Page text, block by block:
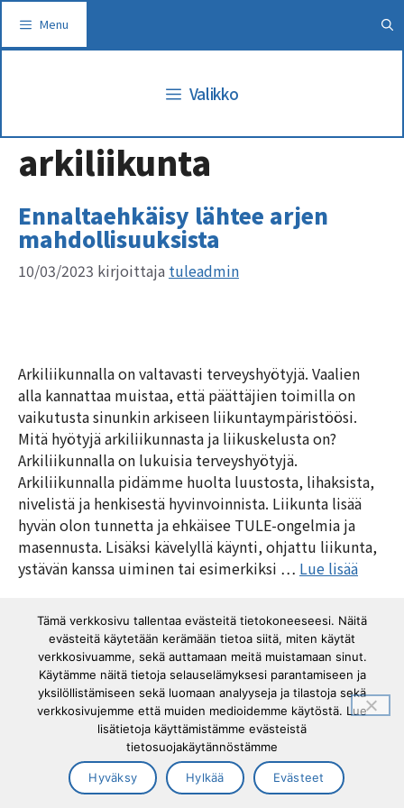
sisältöön
Menu
Valikko
arkiliikunta
Ennaltaehkäisy lähtee arjen
mahdollisuuksista
10/03/2023 kirjoittaja tuleadmin
Arkiliikunnalla on valtavasti terveyshyötyjä. Vaalien
alla kannattaa muistaa, että päättäjien toimilla on
vaikutusta sinunkin arkiseen liikuntaympäristöösi.
Mitä hyötyjä arkiliikunnasta ja liikuskelusta on?
Arkiliikunnalla on lukuisia terveyshyötyjä.
Arkiliikunnalla pidämme huolta luustosta, lihaksista,
nivelistä ja henkisestä hyvinvoinnista. Liikunta lisää
hyvän olon tunnetta ja ehkäisee TULE-ongelmia ja
masennusta. Lisäksi kävelyllä käynti, ohjattu liikunta,
ystävän kanssa uiminen tai esimerkiksi … Lue lisää
Kategoriat
Blogit
Avainsanat
arkiliikunta,toimintakykyinensuomi
Tuki- ja liikuntaelinliitto Tule ry ©2026 |
Tietosuojaseloste|Cookies (evästeet)
Tämä verkkosivu tallentaa evästeitä tietokoneeseesi. Näitä
evästeitä käytetään kerämään tietoa siitä, miten käytät
verkkosivuamme, sekä auttamaan meitä muistamaan sinut.
Käytämme näitä tietoja selauselämyksesi parantamiseen ja
yksilöllistämiseen sekä luomaan analyyseja ja tilastoja sekä
verkkosivujemme että muiden medioidemme käytöstä. Lue
lisätietoja käyttämistämme evästeistä
tietosuojakäytännöstämme
Hyväksy Hylkää Evästeet